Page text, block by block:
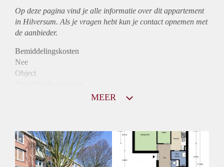
Op deze pagina vind je alle informatie over ditappartement
in Hilversum. Als je vragen hebt kun je contact opnemen met
de aanbieder.
Bemiddelingskosten
Nee
Object
Huurtoeslag
Niet mogelijk
Inkomen eis
MEER